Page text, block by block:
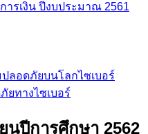
ารเงิน ปีงบประมาณ 2561
ลอดภัยบนโลกไซเบอร์
ยทางไซเบอร์
นปีการศึกษา 2562